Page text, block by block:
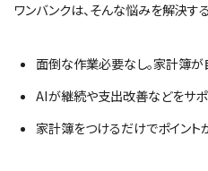
ワンバンクは、そんな悩みを解決す
面倒な作業必要なし。家計簿
AIが継続や支出改善などをサポ
家計簿をつけるだけでポイント